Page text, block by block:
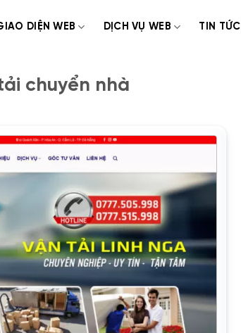
DIỆN WEB DỊCH VỤ WEB TIN TỨC
chuyển nhà